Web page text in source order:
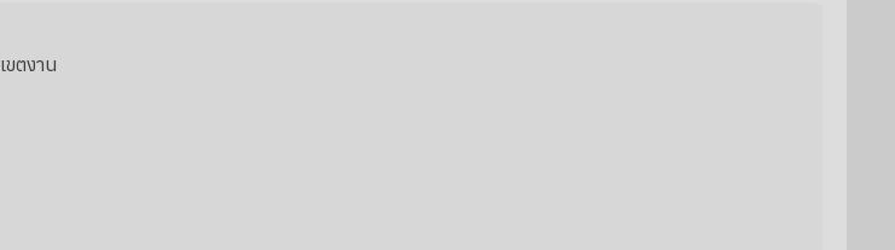
ขตงาน